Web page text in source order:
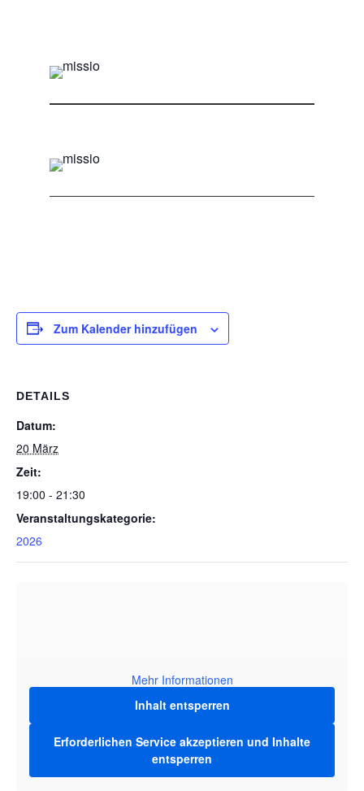
Zum Kalender hinzufügen
DETAILS
Datum:
20 März
Zeit:
19:00 - 21:30
Veranstaltungskategorie:
2026
Mehr Informationen
Inhalt entsperren
Erforderlichen Service akzeptieren und Inhalte
entsperren